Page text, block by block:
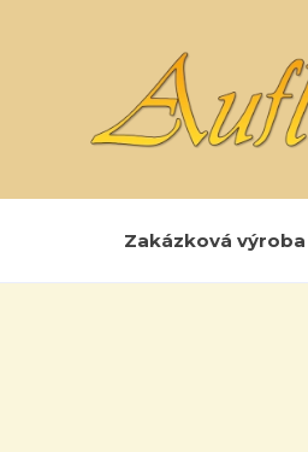
Zakázková výroba